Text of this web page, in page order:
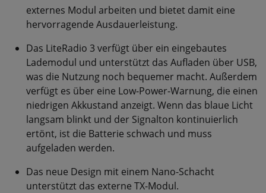
externes Modul arbeiten und bietet damit eine
hervorragende Ausdauerleistung.
Das LiteRadio 3 verfügt über ein eingebautes
Lademodul und unterstützt das Aufladen über USB,
was die Nutzung noch bequemer macht. Außerdem
verfügt es über eine Low-Power-Warnung, die einen
niedrigen Akkustand anzeigt. Wenn das blaue Licht
langsam blinkt und der Signalton kontinuierlich
ertönt, ist die Batterie schwach und muss
aufgeladen werden.
Das neue Design mit einem Nano-Schacht
unterstützt das externe TX-Modul.